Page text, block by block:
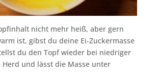
nicht mehr heiß, aber gern
ist, gibst du deine Ei-Zuckermasse
du den Topf wieder bei niedriger
Herd und lässt die Masse unter